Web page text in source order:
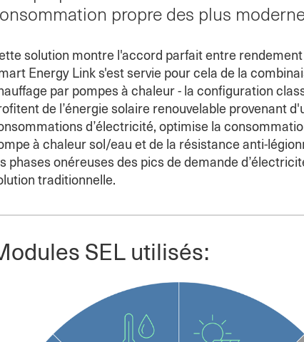
propre des plus
solution montre l'accord parfait entre
Energy Link s'est servie pour cela de la
par pompes à chaleur - la configuration
de l’énergie solaire renouvelable provenant
d’électricité, optimise la
à chaleur sol/eau et de la résistance anti-
phases onéreuses des pics de demande
traditionnelle.
SEL utilisés: